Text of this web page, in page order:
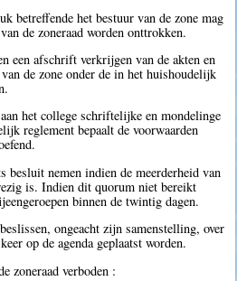
betreffende het bestuur van de zone mag
de zoneraad worden onttrokken.
een afschrift verkrijgen van de akten en
de zone onder de in het huishoudelijk
het college schriftelijke en mondelinge
reglement bepaalt de voorwaarden
besluit nemen indien de meerderheid van
is. Indien dit quorum niet bereikt
binnen de twintig dagen.
ongeacht zijn samenstelling, over
op de agenda geplaatst worden.
zoneraad verboden :